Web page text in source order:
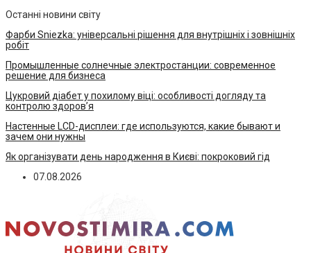
Останні новини світу
Фарби Sniezka: універсальні рішення для внутрішніх і зовнішніх
робіт
Промышленные солнечные электростанции: современное
решение для бизнеса
Цукровий діабет у похилому віці: особливості догляду та
контролю здоров’я
Настенные LCD-дисплеи: где используются, какие бывают и
зачем они нужны
Як організувати день народження в Києві: покроковий гід
07.08.2026